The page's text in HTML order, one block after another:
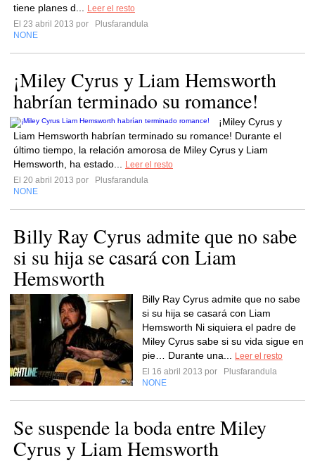
tiene planes d...
Leer el resto
El 23 abril 2013 por
Plusfarandula
NONE
¡Miley Cyrus y Liam Hemsworth
habrían terminado su romance!
¡Miley Cyrus y
Liam Hemsworth habrían terminado su romance! Durante el
último tiempo, la relación amorosa de Miley Cyrus y Liam
Hemsworth, ha estado...
Leer el resto
El 20 abril 2013 por
Plusfarandula
NONE
Billy Ray Cyrus admite que no sabe
si su hija se casará con Liam
Hemsworth
Billy Ray Cyrus admite que no sabe
si su hija se casará con Liam
Hemsworth Ni siquiera el padre de
Miley Cyrus sabe si su vida sigue en
pie… Durante una...
Leer el resto
El 16 abril 2013 por
Plusfarandula
NONE
Se suspende la boda entre Miley
Cyrus y Liam Hemsworth